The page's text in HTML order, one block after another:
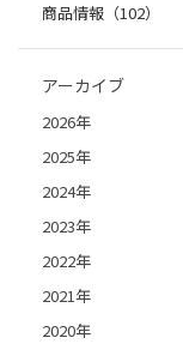
商品情報（102）
アーカイブ
2026年
2025年
2024年
2023年
2022年
2021年
2020年